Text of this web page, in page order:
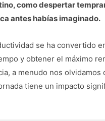
como despertar
antes habías imaginado.
se ha convertido
y obtener el máximo
a menudo nos
tiene un impacto